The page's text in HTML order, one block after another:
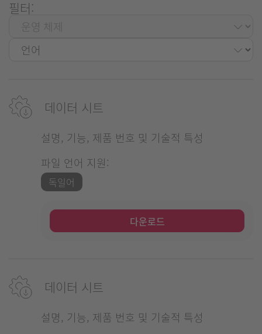
필터:
데이터 시트
설명, 기능, 제품 번호 및 기술적 특성
파일 언어 지원:
독일어
다운로드
데이터 시트
설명, 기능, 제품 번호 및 기술적 특성